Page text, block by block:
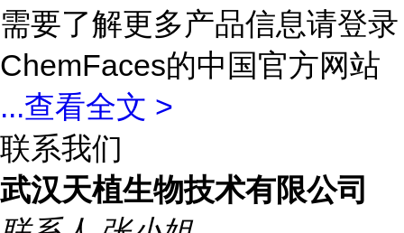
需要了解更多产品信息请登录
ChemFaces的中国官方网站
...查看全文 >
联系我们
武汉天植生物技术有限公司